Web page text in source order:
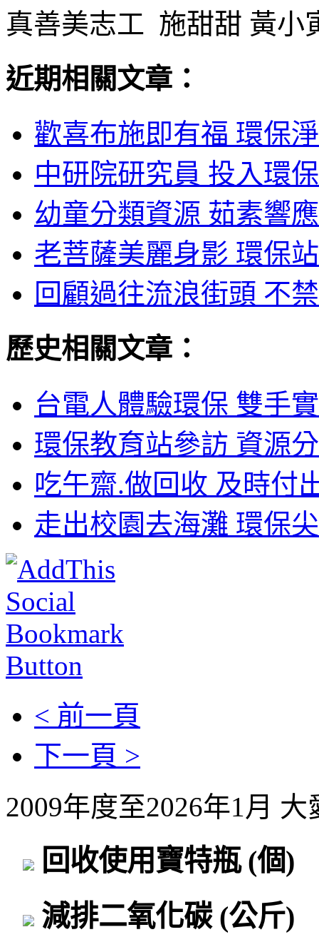
真善美志工 施甜甜 黃小
近期相關文章：
歡喜布施即有福 環保
中研院研究員 投入環
幼童分類資源 茹素響
老菩薩美麗身影 環保
回顧過往流浪街頭 不
歷史相關文章：
台電人體驗環保 雙手
環保教育站參訪 資源
吃午齋.做回收 及時付
走出校園去海灘 環保
< 前一頁
下一頁 >
2009年度至2026年1月
回收使用寶特瓶 (個)
減排二氧化碳 (公斤)